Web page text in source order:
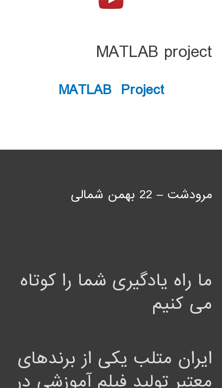
MATLAB project
MATLAB Project
مرودشت – 22 بهمن شمالی
ما راه یادگیری شما را کوتاه
می کنیم
ایران متلب یکی از برندهای
معتبر تولید فیلم آموزشی در